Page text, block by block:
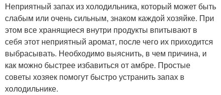
Неприятный запах из холодильника, который может быть
слабым или очень сильным, знаком каждой хозяйке. При
этом все хранящиеся внутри продукты впитывают в
себя этот неприятный аромат, после чего их приходится
выбрасывать. Необходимо выяснить, в чем причина, и
как можно быстрее избавиться от амбре. Простые
советы хозяек помогут быстро устранить запах в
холодильнике.